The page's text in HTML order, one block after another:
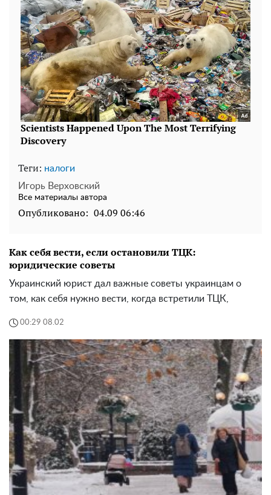
Теги: налоги
Игорь Верховский
Все материалы автора
Опубликовано: 04.09 06:46
Как себя вести, если остановили ТЦК:
юридические советы
Украинский юрист дал важные советы украинцам о
том, как себя нужно вести, когда встретили ТЦК,
00:29 08.02